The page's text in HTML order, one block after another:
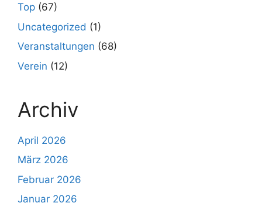
Top (67)
Uncategorized (1)
Veranstaltungen (68)
Verein (12)
Archiv
April 2026
März 2026
Februar 2026
Januar 2026